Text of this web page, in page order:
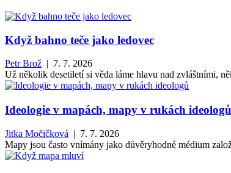
Když bahno teče jako ledovec
Petr Brož | 7. 7. 2026
Už několik desetiletí si věda láme hlavu nad zvláštními,
Ideologie v mapách, mapy v rukách ideologů
Jitka Močičková | 7. 7. 2026
Mapy jsou často vnímány jako důvěryhodné médium